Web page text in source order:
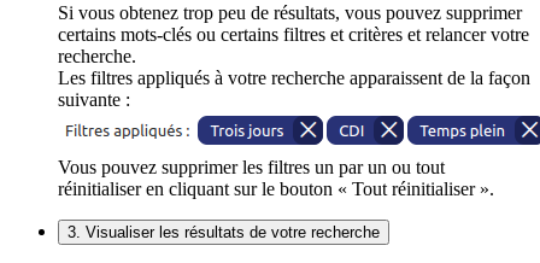
Si vous obtenez trop peu de résultats, vous pouvez supprimer
certains mots-clés ou certains filtres et critères et relancer votre
recherche.
Les filtres appliqués à votre recherche apparaissent de la façon
suivante :
Vous pouvez supprimer les filtres un par un ou tout
réinitialiser en cliquant sur le bouton « Tout réinitialiser ».
3. Visualiser les résultats de votre recherche